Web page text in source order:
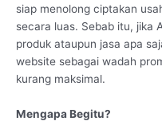
siap menolong ciptakan
secara luas. Sebab itu, jika
produk ataupun jasa apa
website sebagai wadah
kurang maksimal.
Mengapa Begitu?